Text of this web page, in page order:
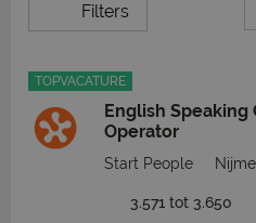
Filters
TOPVACATURE
English Speaking
Operator
Start People
3.571 tot 3.650